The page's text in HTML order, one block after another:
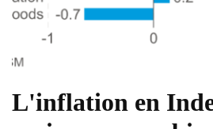
L'inflation en